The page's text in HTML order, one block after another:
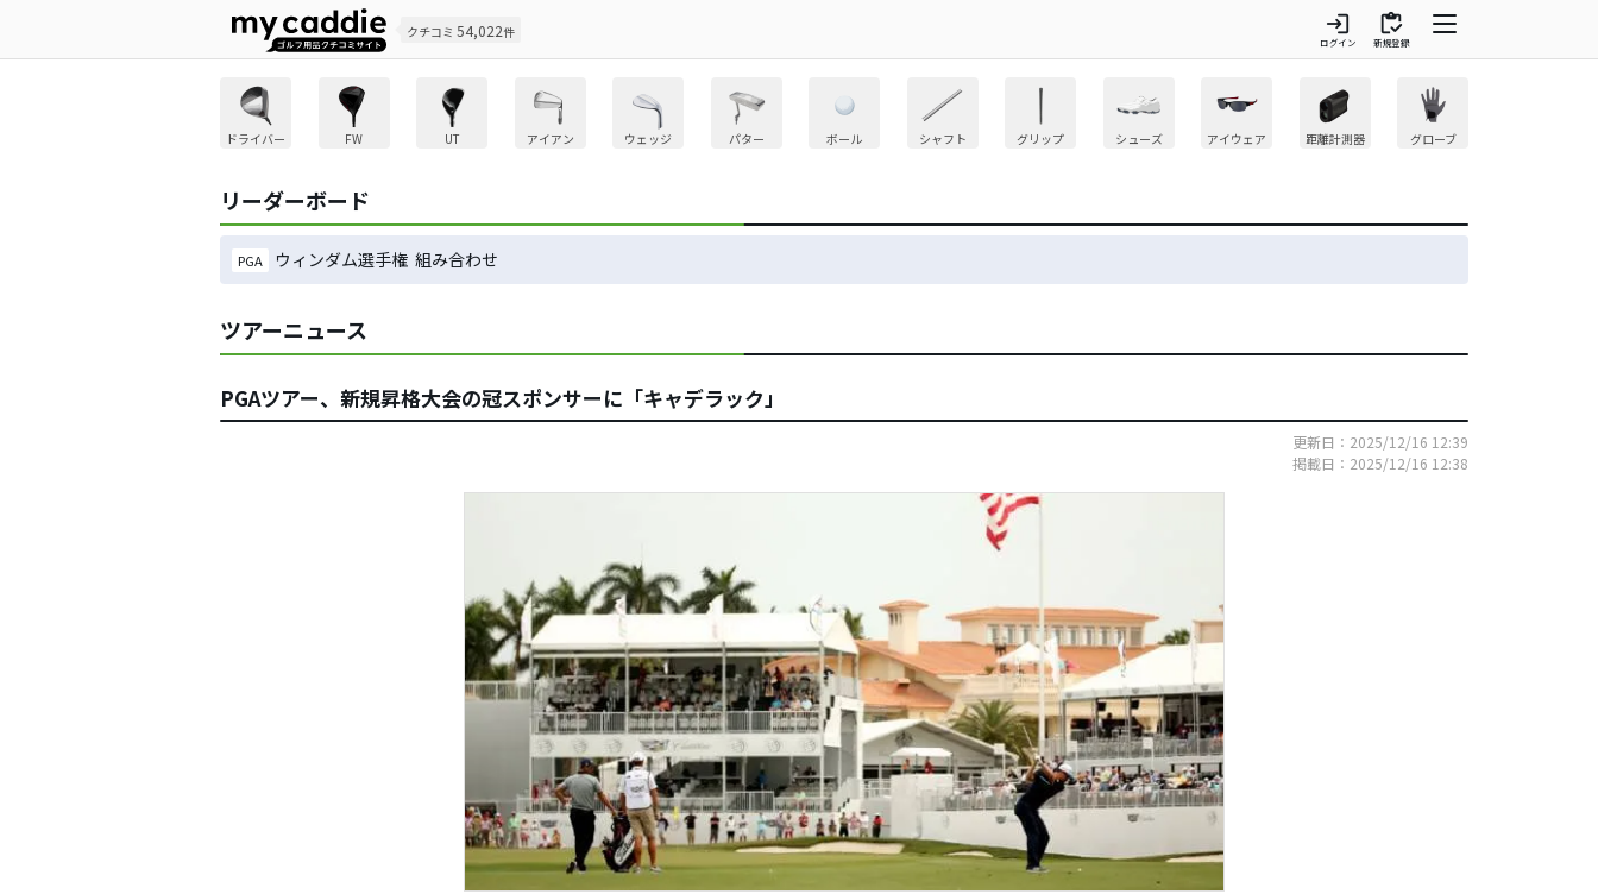
クチコミ 54,022件 login
ログイン
inventory
新規登録
ドライバー FW UT アイアン ウェッジ パター ボール シャフト グリップ シューズ アイウェア 距離計測器 グローブ
リーダーボード
PGA ウィンダム選手権 組み合わせ
ツアーニュース
PGAツアー、新規昇格大会の冠スポンサーに「キャデラック」
更新日：2025/12/16 12:39
掲載日：2025/12/16 12:38